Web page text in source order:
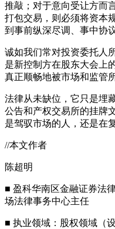
推敲；对于意向受让方而
打包交易，则必须将资本
到事前纵深尽调、事中协
诚如我们常对投资委托
是新控制方在股东大会上
真正顺畅地被市场和监管
法律从未缺位，它只是埋
公告和产权交易所的挂牌
是驾驭市场的人，还是在
//本文作者
陈超明
■ 盈科华南区金融证券法
场法律事务中心主任
■ 执业领域：股权领域（